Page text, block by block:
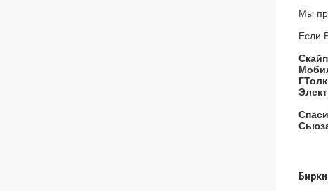
Мы
Если